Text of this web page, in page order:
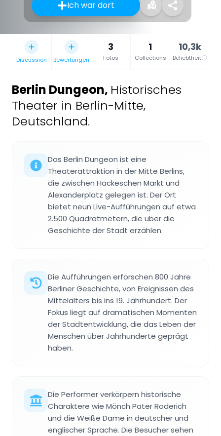
Ich war dort
Discussion Bewertungen
3
Fotos
1
Collections
10,3k
Beliebtheit
Berlin Dungeon, Historisches
Theater in Berlin-Mitte,
Deutschland.
Das Berlin Dungeon ist eine
Theaterattraktion in der Mitte Berlins,
die zwischen Hackeschen Markt und
Alexanderplatz gelegen ist. Der Ort
bietet neun Live-Aufführungen auf etwa
2.500 Quadratmetern, die über die
Geschichte der Stadt erzählen.
Die Aufführungen erforschen 800 Jahre
Berliner Geschichte, von Ereignissen des
Mittelalters bis ins 19. Jahrhundert. Der
Fokus liegt auf dramatischen Momenten
der Stadtentwicklung, die das Leben der
Menschen über Jahrhunderte geprägt
haben.
Die Performer verkörpern historische
Charaktere wie Mönch Pater Roderich
und die Weiße Dame in deutscher und
englischer Sprache. Die Besucher sehen